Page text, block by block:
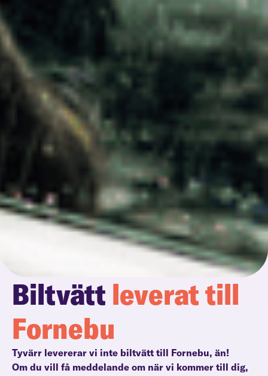
Biltvätt leverat till
Fornebu
Tyvärr levererar vi inte biltvätt till Fornebu, än!
Om du vill få meddelande om när vi kommer till dig,